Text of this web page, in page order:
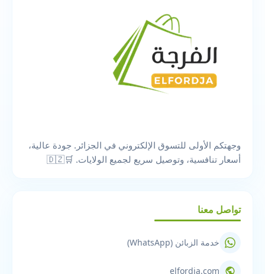
وجهتكم الأولى للتسوق الإلكتروني في الجزائر. جودة عالية،
أسعار تنافسية، وتوصيل سريع لجميع الولايات. 🛒🇩🇿
تواصل معنا
خدمة الزبائن (WhatsApp)
elfordja.com